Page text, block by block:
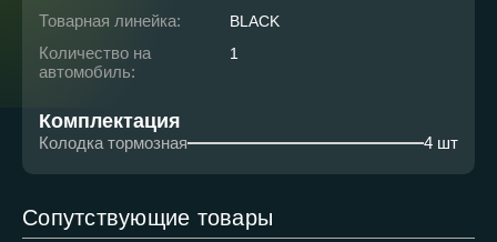
Товарная линейка: BLACK
Количество на
автомобиль:
1
Комплектация
Колодка тормозная 4 шт
Сопутствующие товары